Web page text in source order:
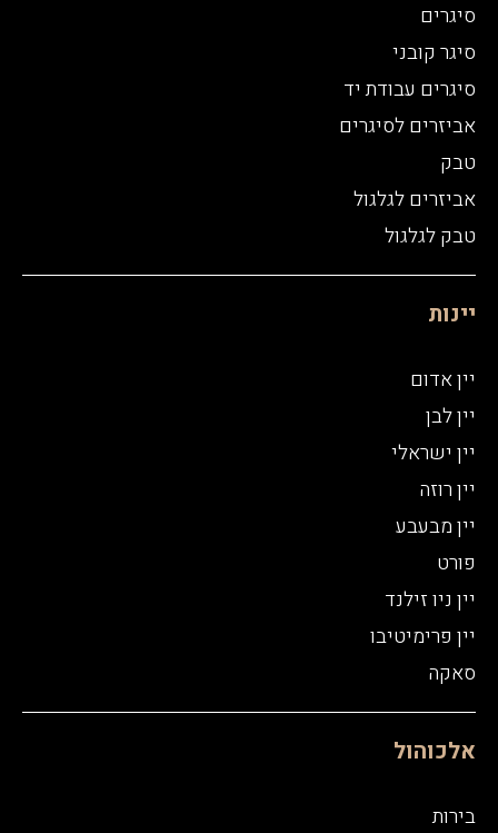
סיגרים
סיגר קובני
סיגרים עבודת יד
אביזרים לסיגרים
טבק
אביזרים לגלגול
טבק לגלגול
יינות
יין אדום
יין לבן
יין ישראלי
יין רוזה
יין מבעבע
פורט
יין ניו זילנד
יין פרימיטיבו
סאקה
אלכוהול
בירות